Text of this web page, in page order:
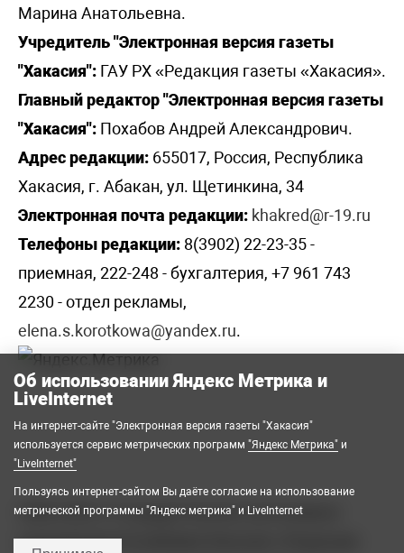
Марина Анатольевна.
Учредитель "Электронная версия газеты
"Хакасия": ГАУ РХ «Редакция газеты «Хакасия».
Главный редактор "Электронная версия газеты
"Хакасия": Похабов Андрей Александрович.
Адрес редакции: 655017, Россия, Республика
Хакасия, г. Абакан, ул. Щетинкина, 34
Электронная почта редакции: khakred@r-19.ru
Телефоны редакции: 8(3902) 22-23-35 -
приемная, 222-248 - бухгалтерия, +7 961 743
2230 - отдел рекламы,
elena.s.korotkowa@yandex.ru.
2008-2026 © Государственное автономное
учреждение Республики Хакасия «Редакция
Об использовании Яндекс Метрика и
LiveInternet
На интернет-сайте "Электронная версия газеты "Хакасия"
используется сервис метрических программ "Яндекс Метрика" и
"LiveInternet"
Пользуясь интернет-сайтом Вы даёте согласие на использование
метрической программы "Яндекс метрика" и LiveInternet